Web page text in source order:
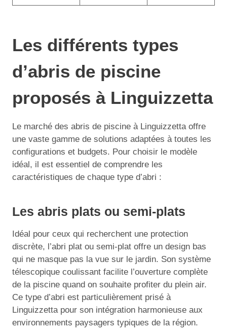
Les différents types
d’abris de piscine
proposés à Linguizzetta
Le marché des abris de piscine à Linguizzetta offre
une vaste gamme de solutions adaptées à toutes les
configurations et budgets. Pour choisir le modèle
idéal, il est essentiel de comprendre les
caractéristiques de chaque type d’abri :
Les abris plats ou semi-plats
Idéal pour ceux qui recherchent une protection
discrète, l’abri plat ou semi-plat offre un design bas
qui ne masque pas la vue sur le jardin. Son système
télescopique coulissant facilite l’ouverture complète
de la piscine quand on souhaite profiter du plein air.
Ce type d’abri est particulièrement prisé à
Linguizzetta pour son intégration harmonieuse aux
environnements paysagers typiques de la région.